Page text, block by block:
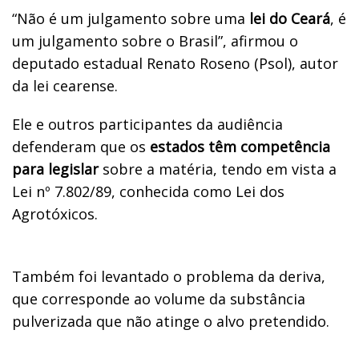
“Não é um julgamento sobre uma lei do Ceará, é
um julgamento sobre o Brasil”, afirmou o
deputado estadual Renato Roseno (Psol), autor
da lei cearense.
Ele e outros participantes da audiência
defenderam que os estados têm competência
para legislarsobre a matéria, tendo em vista a
Lei nº 7.802/89, conhecida como Lei dos
Agrotóxicos.
Também foi levantado o problema da deriva,
que corresponde ao volume da substância
pulverizada que não atinge o alvo pretendido.